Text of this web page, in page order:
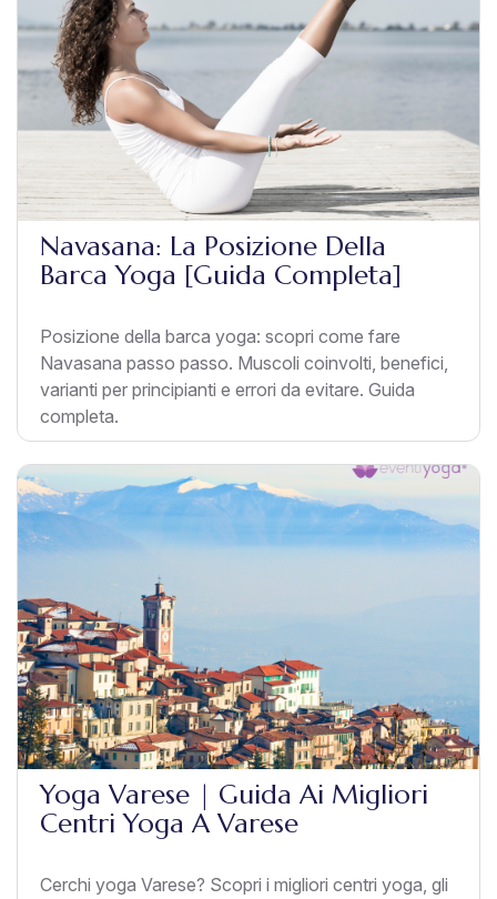
Navasana: La Posizione Della
Barca Yoga [Guida Completa]
Posizione della barca yoga: scopri come fare
Navasana passo passo. Muscoli coinvolti, benefici,
varianti per principianti e errori da evitare. Guida
completa.
Yoga Varese | Guida Ai Migliori
Centri Yoga A Varese
Cerchi yoga Varese? Scopri i migliori centri yoga, gli